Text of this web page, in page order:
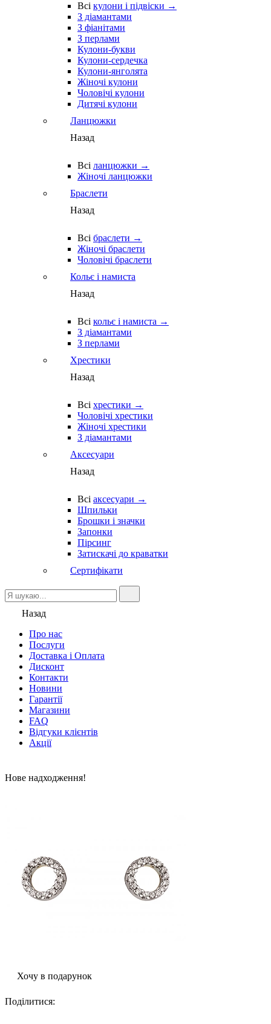
Всі кулони і підвіски →
З діамантами
З фіанітами
З перлами
Кулони-букви
Кулони-сердечка
Кулони-янголята
Жіночі кулони
Чоловічі кулони
Дитячі кулони
Ланцюжки
Назад
Всі ланцюжки →
Жіночі ланцюжки
Браслети
Назад
Всі браслети →
Жіночі браслети
Чоловічі браслети
Кольє і намиста
Назад
Всі кольє і намиста →
З діамантами
З перлами
Хрестики
Назад
Всі хрестики →
Чоловічі хрестики
Жіночі хрестики
З діамантами
Аксесуари
Назад
Всі аксесуари →
Шпильки
Брошки і значки
Запонки
Пірсинг
Затискачі до краватки
Сертифікати
Назад
Про нас
Послуги
Доставка і Оплата
Дисконт
Контакти
Новини
Гарантії
Магазини
FAQ
Відгуки клієнтів
Акції
Нове надходження!
Хочу в подарунок
Поділитися: